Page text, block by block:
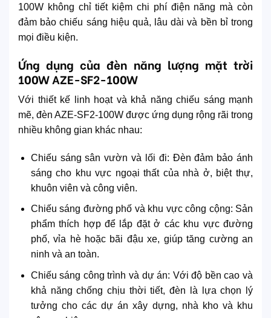
100W không chỉ tiết kiệm chi phí điện năng mà còn
đảm bảo chiếu sáng hiệu quả, lâu dài và bền bỉ trong
mọi điều kiện.
Ứng dụng của đèn năng lượng mặt trời
100W AZE-SF2-100W
Với thiết kế linh hoạt và khả năng chiếu sáng mạnh
mẽ, đèn AZE-SF2-100W được ứng dụng rộng rãi trong
nhiều không gian khác nhau:
Chiếu sáng sân vườn và lối đi: Đèn đảm bảo ánh
sáng cho khu vực ngoại thất của nhà ở, biệt thự,
khuôn viên và công viên.
Chiếu sáng đường phố và khu vực công cộng: Sản
phẩm thích hợp để lắp đặt ở các khu vực đường
phố, vỉa hè hoặc bãi đậu xe, giúp tăng cường an
ninh và an toàn.
Chiếu sáng công trình và dự án: Với độ bền cao và
khả năng chống chịu thời tiết, đèn là lựa chọn lý
tưởng cho các dự án xây dựng, nhà kho và khu